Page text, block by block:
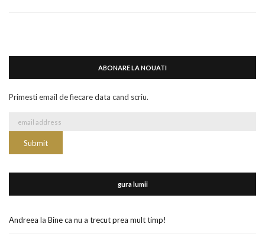
ABONARE LA NOUATI
Primesti email de fiecare data cand scriu.
gura lumii
Andreea la Bine ca nu a trecut prea mult timp!